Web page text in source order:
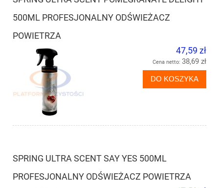
500ML PROFESJONALNY ODŚWIEŻACZ
POWIETRZA
47,59 zł
Cena netto: 38,69 zł
DO KOSZYKA
SPRING ULTRA SCENT SAY YES 500ML
PROFESJONALNY ODŚWIEŻACZ POWIETRZA